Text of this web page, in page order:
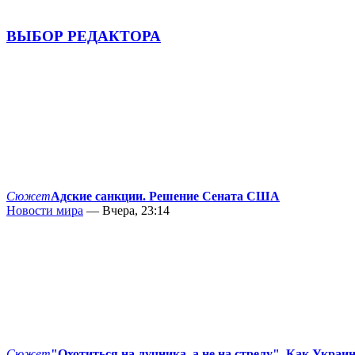
ВЫБОР РЕДАКТОРА
СюжетАдские санкции. Решение Сената США
Новости мира — Вчера, 23:14